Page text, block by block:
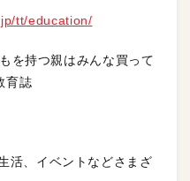
tt/education/
を持つ親はみんな買って
育誌
活、イベントなどさまざ